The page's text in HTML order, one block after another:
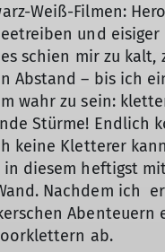
Weiß-Filmen:
und
schien mir zu kalt,
Abstand – bis ich
wahr zu sein:
Stürme! Endlich
keine Kletterer
in diesem heftigst
Nachdem ich
ab.